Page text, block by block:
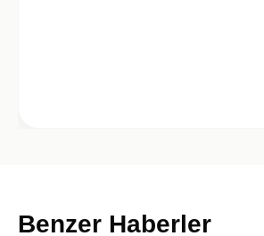
Benzer Haberler